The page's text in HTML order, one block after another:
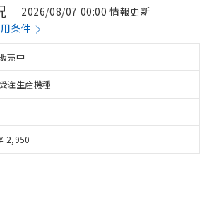
2026/08/07 00:00 情報更新
条件
販売中
受注生産機種
2,950